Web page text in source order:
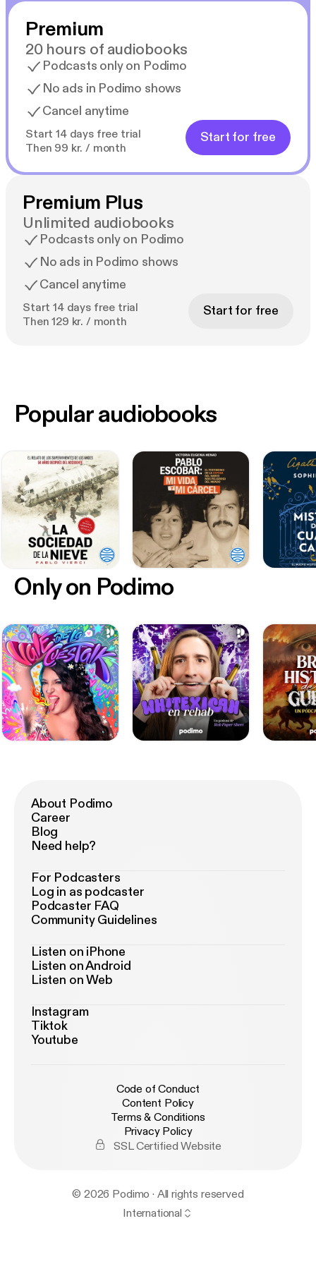
Premium
20 hours of audiobooks
Podcasts only on Podimo
No ads in Podimo shows
Cancel anytime
Start 14 days free trial
Then 99 kr. / month
Start for free
Premium Plus
Unlimited audiobooks
Podcasts only on Podimo
No ads in Podimo shows
Cancel anytime
Start 14 days free trial
Then 129 kr. / month
Start for free
Only on Podimo
Popular audiobooks
About Podimo
Career
Blog
Need help?
For Podcasters
Log in as podcaster
Podcaster FAQ
Community Guidelines
Listen on iPhone
Listen on Android
Listen on Web
Instagram
Tiktok
Youtube
Code of Conduct
Content Policy
Terms & Conditions
Privacy Policy
SSL Certified Website
© 2026 Podimo · All rights reserved
International